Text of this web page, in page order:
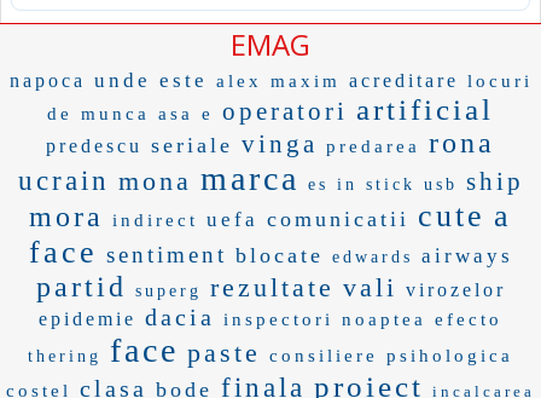
EMAG
napoca unde este alex maxim acreditare
locuri
de munca
asa e operatori artificial
predescu seriale vinga predarea rona
ucrain mona marca es in stick usb ship
mora indirect uefa comunicatii cute a
face sentiment blocate edwards airways
partid superg rezultate vali
virozelor
epidemie dacia inspectori noaptea efecto
thering face paste
consiliere psihologica
costel
clasa bode finala proiect incalcarea